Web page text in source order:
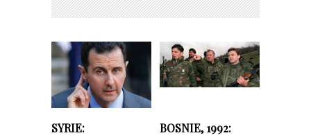
SYRIE:
BOSNIE, 1992: